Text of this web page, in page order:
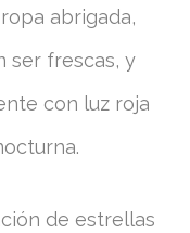
abrigada,
ser frescas, y
con luz roja
de estrellas